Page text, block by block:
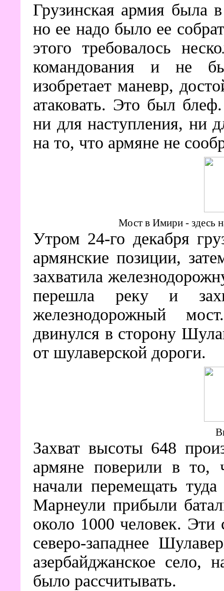
Грузинская армия была
но ее надо было ее
этого требовалось
командования и не
изобретает маневр,
атаковать. Это был
ни для наступления, ни
на то, что армяне не
Мост в Имири - здесь
Утром 24-го декабря
армянские позиции,
захватила
перешла реку и
железнодорожный
двинулся в сторону
от шулаверской дороги.
Захват высоты 648
армяне поверили в
начали перемещать
Марнеули прибыли
около 1000 человек.
северо-западнее
азербайджанское село,
было рассчитывать.